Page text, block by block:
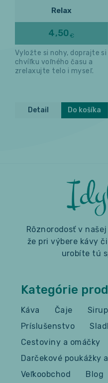
Relax
4,50€
Vyložte si nohy, doprajte si
chvíľku voľného času a
zrelaxujte telo i myseľ.
Detail Do košíka
Rôznorodosť v
že pri výbere kávy
urobíte tú
Kategórie
Káva Čaje
Príslušenstvo
Cestoviny a omáčky
Darčekové poukážky
Veľkoobchod
Blog